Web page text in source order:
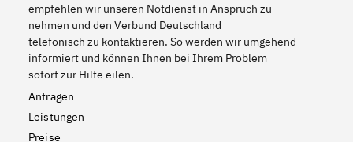
empfehlen wir unseren Notdienst in Anspruch zu
nehmen und den Verbund Deutschland
telefonisch zu kontaktieren. So werden wir umgehend
informiert und können Ihnen bei Ihrem Problem
sofort zur Hilfe eilen.
Anfragen
Leistungen
Preise